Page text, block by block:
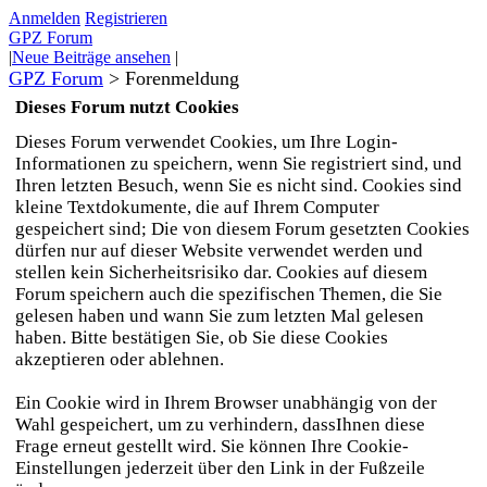
Anmelden Registrieren
GPZ Forum
|Neue Beiträge ansehen |
GPZ Forum > Forenmeldung
Dieses Forum nutzt Cookies
Dieses Forum verwendet Cookies, um Ihre Login-
Informationen zu speichern, wenn Sie registriert sind, und
Ihren letzten Besuch, wenn Sie es nicht sind. Cookies sind
kleine Textdokumente, die auf Ihrem Computer
gespeichert sind; Die von diesem Forum gesetzten Cookies
dürfen nur auf dieser Website verwendet werden und
stellen kein Sicherheitsrisiko dar. Cookies auf diesem
Forum speichern auch die spezifischen Themen, die Sie
gelesen haben und wann Sie zum letzten Mal gelesen
haben. Bitte bestätigen Sie, ob Sie diese Cookies
akzeptieren oder ablehnen.
Ein Cookie wird in Ihrem Browser unabhängig von der
Wahl gespeichert, um zu verhindern, dassIhnen diese
Frage erneut gestellt wird. Sie können Ihre Cookie-
Einstellungen jederzeit über den Link in der Fußzeile